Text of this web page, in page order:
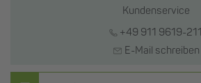
Kundenservice
+49 911 9619-211
E-Mail schreiben